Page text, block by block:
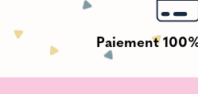
Paiement